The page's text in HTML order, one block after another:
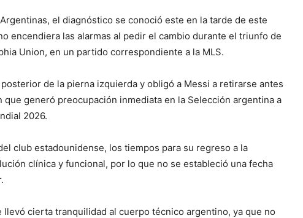
el diagnóstico se conoció este en la tarde de este
encendiera las alarmas al pedir el cambio durante el triunfo de
Union, en un partido correspondiente a la MLS.
de la pierna izquierda y obligó a Messi a retirarse antes
generó preocupación inmediata en la Selección argentina a
2026.
club estadounidense, los tiempos para su regreso a la
clínica y funcional, por lo que no se estableció una fecha
cierta tranquilidad al cuerpo técnico argentino, ya que no